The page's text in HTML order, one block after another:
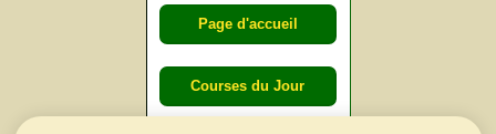
Page d'accueil
Courses du Jour